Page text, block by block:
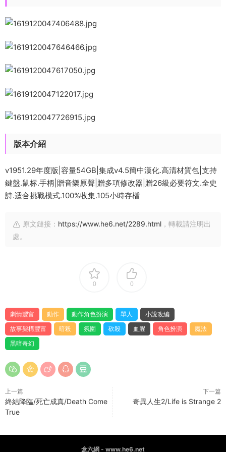
版本介紹
v1951.29年度版|容量54GB|集成v4.5簡中漢化.高清材質包|支持
鍵盤.鼠标.手柄|贈音樂原聲|贈多項修改器|贈26級必要符文.全史
詩.适合挑戰模式.100%收集.105小時存檔
原文鏈接： https://www.he6.net/2289.html ，轉載請注明出
處。
0 0
劇情豐富 動作 動作角色扮演 單人
小說改編
故事架構豐富
暗殺 氛圍 砍殺 血腥 角色扮演
魔法
黑暗奇幻
上一篇
終結降臨/死亡成真/Death Come
True
下一篇
奇異人生2/Life is Strange 2
盒六網 - www.he6.net